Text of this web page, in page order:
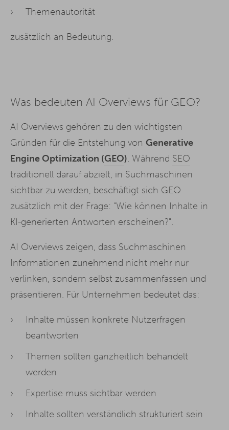
Themenautorität
zusätzlich an Bedeutung.
Was bedeuten AI Overviews für GEO?
AI Overviews gehören zu den wichtigsten
Gründen für die Entstehung von Generative
Engine Optimization (GEO). Während SEO
traditionell darauf abzielt, in Suchmaschinen
sichtbar zu werden, beschäftigt sich GEO
zusätzlich mit der Frage: "Wie können Inhalte in
KI-generierten Antworten erscheinen?".
AI Overviews zeigen, dass Suchmaschinen
Informationen zunehmend nicht mehr nur
verlinken, sondern selbst zusammenfassen und
präsentieren. Für Unternehmen bedeutet das:
Inhalte müssen konkrete Nutzerfragen
beantworten
Themen sollten ganzheitlich behandelt
werden
Expertise muss sichtbar werden
Inhalte sollten verständlich strukturiert sein